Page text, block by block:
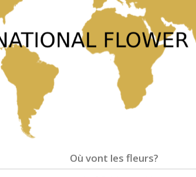
Rating:
100,00 €
Où vont les fleurs?